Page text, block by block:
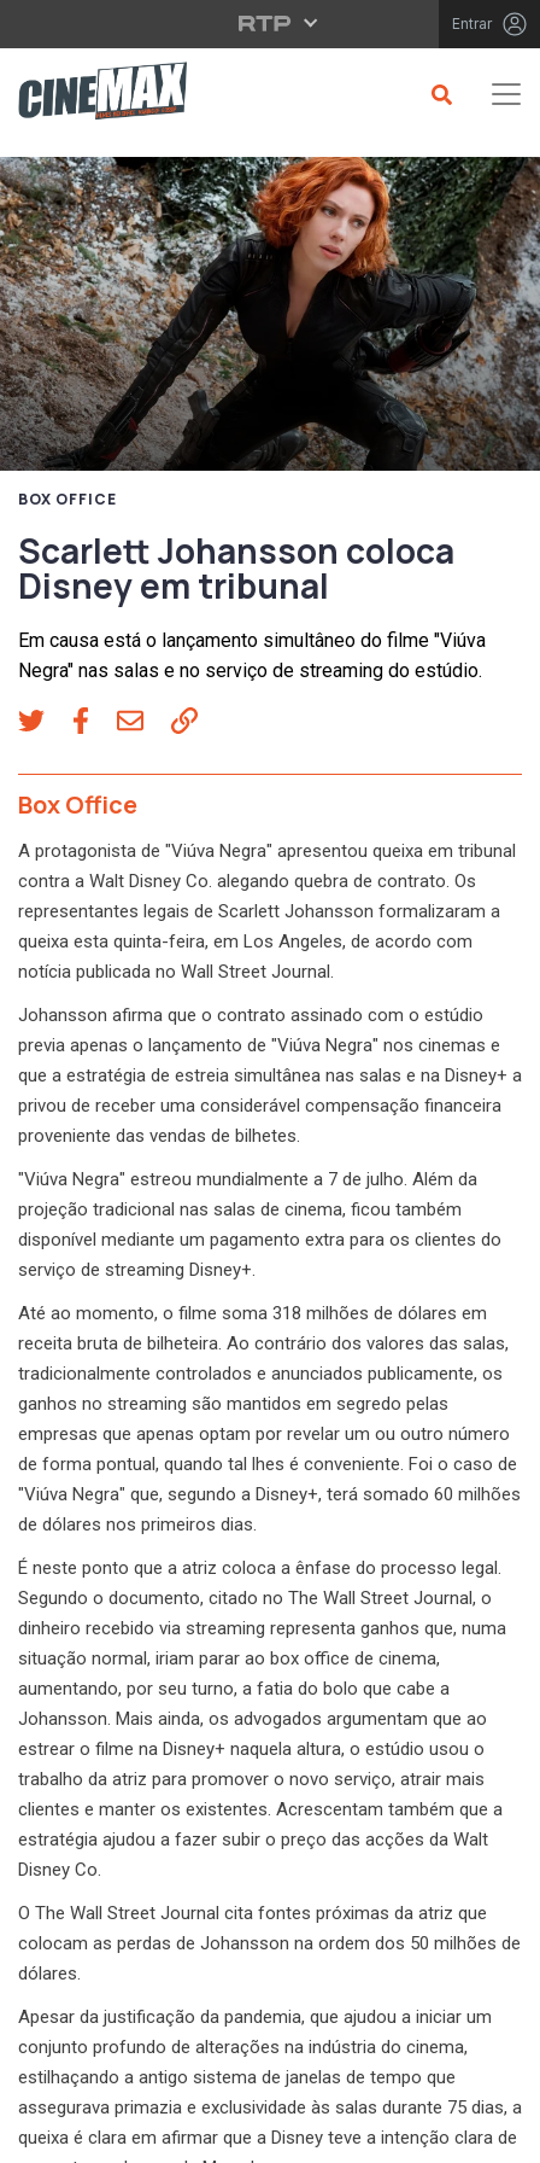
Saltar para o conteúdo principal Entrar
BOX OFFICE
Scarlett Johansson coloca
Disney em tribunal
Em causa está o lançamento simultâneo do filme "Viúva
Negra" nas salas e no serviço de streaming do estúdio.
Box Office
A protagonista de "Viúva Negra" apresentou queixa em tribunal
contra a Walt Disney Co. alegando quebra de contrato. Os
representantes legais de Scarlett Johansson formalizaram a
queixa esta quinta-feira, em Los Angeles, de acordo com
notícia publicada no Wall Street Journal.
Johansson afirma que o contrato assinado com o estúdio
previa apenas o lançamento de "Viúva Negra" nos cinemas e
que a estratégia de estreia simultânea nas salas e na Disney+ a
privou de receber uma considerável compensação financeira
proveniente das vendas de bilhetes.
"Viúva Negra" estreou mundialmente a 7 de julho. Além da
projeção tradicional nas salas de cinema, ficou também
disponível mediante um pagamento extra para os clientes do
serviço de streaming Disney+.
Até ao momento, o filme soma 318 milhões de dólares em
receita bruta de bilheteira. Ao contrário dos valores das salas,
tradicionalmente controlados e anunciados publicamente, os
ganhos no streaming são mantidos em segredo pelas
empresas que apenas optam por revelar um ou outro número
de forma pontual, quando tal lhes é conveniente. Foi o caso de
"Viúva Negra" que, segundo a Disney+, terá somado 60 milhões
de dólares nos primeiros dias.
É neste ponto que a atriz coloca a ênfase do processo legal.
Segundo o documento, citado no The Wall Street Journal, o
dinheiro recebido via streaming representa ganhos que, numa
situação normal, iriam parar ao box office de cinema,
aumentando, por seu turno, a fatia do bolo que cabe a
Johansson. Mais ainda, os advogados argumentam que ao
estrear o filme na Disney+ naquela altura, o estúdio usou o
trabalho da atriz para promover o novo serviço, atrair mais
clientes e manter os existentes. Acrescentam também que a
estratégia ajudou a fazer subir o preço das acções da Walt
Disney Co.
O The Wall Street Journal cita fontes próximas da atriz que
colocam as perdas de Johansson na ordem dos 50 milhões de
dólares.
Apesar da justificação da pandemia, que ajudou a iniciar um
conjunto profundo de alterações na indústria do cinema,
estilhaçando a antigo sistema de janelas de tempo que
assegurava primazia e exclusividade às salas durante 75 dias, a
queixa é clara em afirmar que a Disney teve a intenção clara de